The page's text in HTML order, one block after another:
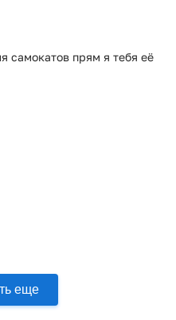
самокатов прям я тебя её
еще